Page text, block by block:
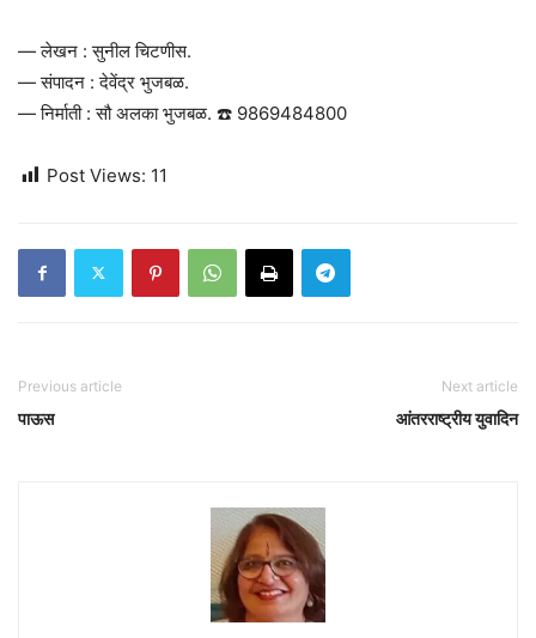
— लेखन : सुनील चिटणीस.
— संपादन : देवेंद्र भुजबळ.
— निर्माती : सौ अलका भुजबळ. ☎️ 9869484800
Post Views: 11
Previous article
पाऊस
Next article
आंतरराष्ट्रीय युवादिन